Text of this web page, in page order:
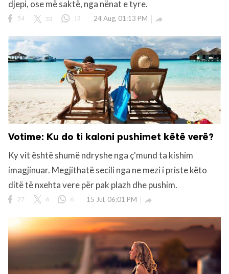
djepi, ose më saktë, nga nënat e tyre.
54 33 13 24 Aug, 01:13 PM 
Votime: Ku do ti kaloni pushimet këtë verë?
Ky vit është shumë ndryshe nga ç'mund ta kishim
imagjinuar. Megjithatë secili nga ne mezi i priste këto
ditë të nxehta vere për pak plazh dhe pushim.
27 6 6 15 Jul, 06:01 PM 